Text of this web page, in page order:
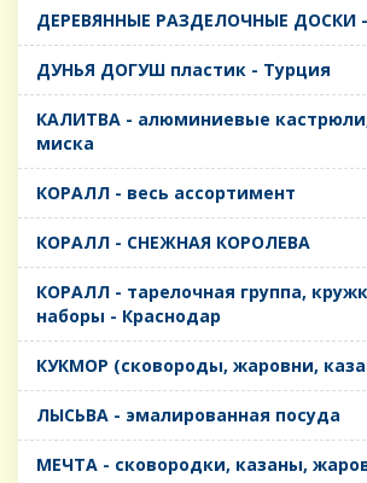
ДЕРЕВЯННЫЕ РАЗДЕЛОЧНЫЕ ДОСКИ
ДУНЬЯ ДОГУШ пластик - Турция
КАЛИТВА - алюминиевые
миска
КОРАЛЛ - весь ассортимент
КОРАЛЛ - СНЕЖНАЯ КОРОЛЕВА
КОРАЛЛ - тарелочная группа,
наборы - Краснодар
КУКМОР (сковороды, жаровни,
ЛЫСЬВА - эмалированная посуда
МЕЧТА - сковородки, казаны,